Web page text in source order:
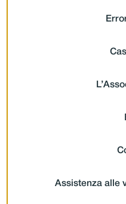
Assistenza alle